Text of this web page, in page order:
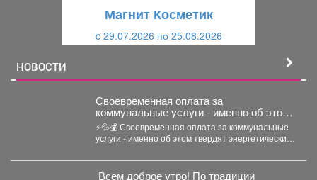
Магнит Косметик
c 29.07.2026 по 25.08.2026
НОВОСТИ
Своевременная оплата за
коммунальные услуги - именно об этом
твердят энергетические компании.
⚡💦💰 Своевременная оплата за коммунальные
услуги - именно об этом твердят энергетические
Всем доброе утро! По традиции